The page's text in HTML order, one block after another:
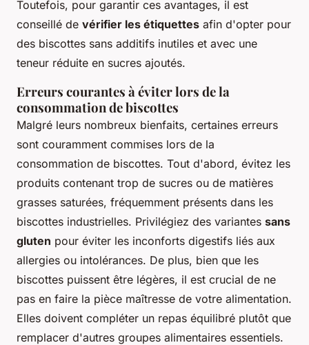
Toutefois, pour garantir ces avantages, il est
conseillé de vérifier les étiquettes afin d'opter pour
des biscottes sans additifs inutiles et avec une
teneur réduite en sucres ajoutés.
Erreurs courantes à éviter lors de la
consommation de biscottes
Malgré leurs nombreux bienfaits, certaines erreurs
sont couramment commises lors de la
consommation de biscottes. Tout d'abord, évitez les
produits contenant trop de sucres ou de matières
grasses saturées, fréquemment présents dans les
biscottes industrielles. Privilégiez des variantes sans
gluten pour éviter les inconforts digestifs liés aux
allergies ou intolérances. De plus, bien que les
biscottes puissent être légères, il est crucial de ne
pas en faire la pièce maîtresse de votre alimentation.
Elles doivent compléter un repas équilibré plutôt que
remplacer d'autres groupes alimentaires essentiels.